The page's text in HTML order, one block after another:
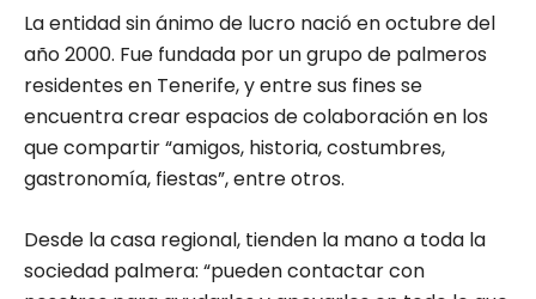
La entidad sin ánimo de lucro nació en octubre del
año 2000. Fue fundada por un grupo de palmeros
residentes en Tenerife, y entre sus fines se
encuentra crear espacios de colaboración en los
que compartir “amigos, historia, costumbres,
gastronomía, fiestas”, entre otros.
Desde la casa regional, tienden la mano a toda la
sociedad palmera: “pueden contactar con